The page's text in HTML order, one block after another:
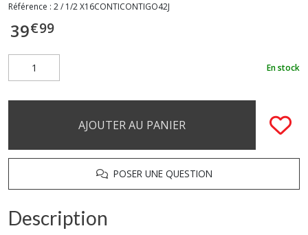
Référence : 2 / 1/2 X16CONTICONTIGO42J
39€99
En stock
AJOUTER AU PANIER
POSER UNE QUESTION
Description